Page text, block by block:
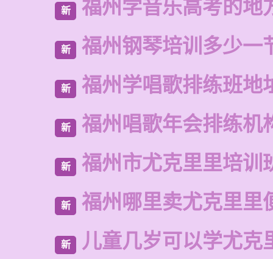
新 福州学音乐高考的地
新 福州钢琴培训多少一
新 福州学唱歌排练班地
新 福州唱歌年会排练机
新 福州市尤克里里培训
新 福州哪里卖尤克里里
新 儿童几岁可以学尤克